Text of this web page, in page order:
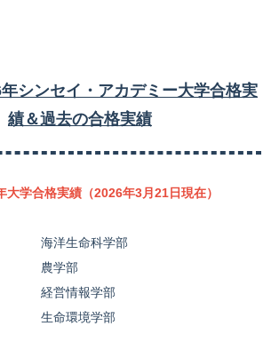
年シンセイ・アカデミー大学合格実
績＆過去の合格実績
大学合格実績（2026年3月21日現在）
海洋生命科学部
農学部
経営情報学部
命環境学部